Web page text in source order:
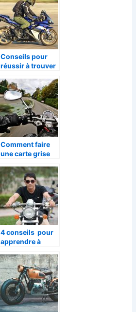
Conseils pour
réussir à trouver
veste de moto
Comment faire
une carte grise
4 conseils pour
apprendre à
moto